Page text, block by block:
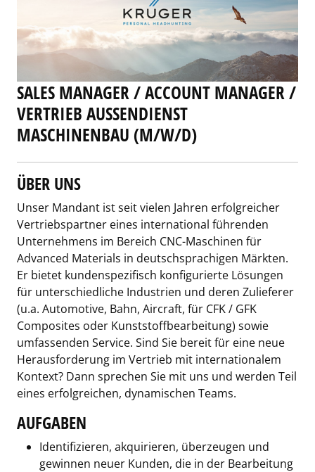
SALES MANAGER / ACCOUNT MANAGER /
VERTRIEB AUSSENDIENST M
ASCHINENBAU (M/W/D)
ÜBER UNS
Unser Mandant ist seit vielen Jahren erfolgreicher
Vertriebspartner eines international führenden
Unternehmens im Bereich CNC-Maschinen für
Advanced Materials in deutschsprachigen Märkten.
Er bietet kundenspezifisch konfigurierte Lösungen
für unterschiedliche Industrien und deren Zulieferer
(u.a. Automotive, Bahn, Aircraft, für CFK / GFK
Composites oder Kunststoffbearbeitung) sowie
umfassenden Service. Sind Sie bereit für eine neue
Herausforderung im Vertrieb mit internationalem
Kontext? Dann sprechen Sie mit uns und werden Teil
eines erfolgreichen, dynamischen Teams.
AUFGABEN
Identifizieren, akquirieren, überzeugen und
gewinnen neuer Kunden, die in der Bearbeitung